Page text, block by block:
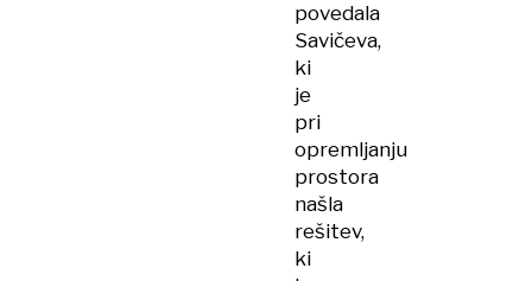
povedala
Savičeva,
ki
je
pri
opremljanju
prostora
našla
rešitev,
ki